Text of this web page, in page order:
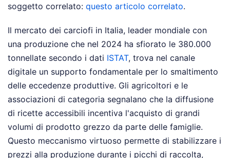
soggetto correlato: questo articolo correlato.
Il mercato dei carciofi in Italia, leader mondiale con
una produzione che nel 2024 ha sfiorato le 380.000
tonnellate secondo i dati ISTAT, trova nel canale
digitale un supporto fondamentale per lo smaltimento
delle eccedenze produttive. Gli agricoltori e le
associazioni di categoria segnalano che la diffusione
di ricette accessibili incentiva l'acquisto di grandi
volumi di prodotto grezzo da parte delle famiglie.
Questo meccanismo virtuoso permette di stabilizzare i
prezzi alla produzione durante i picchi di raccolta,